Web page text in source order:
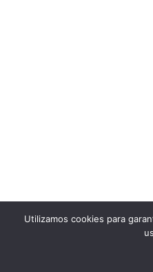
Utilizamos cookies para